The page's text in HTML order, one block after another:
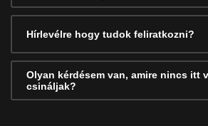
Hírlevélre hogy tudok feliratkozni?
Olyan kérdésem van, amire nincs itt
csináljak?